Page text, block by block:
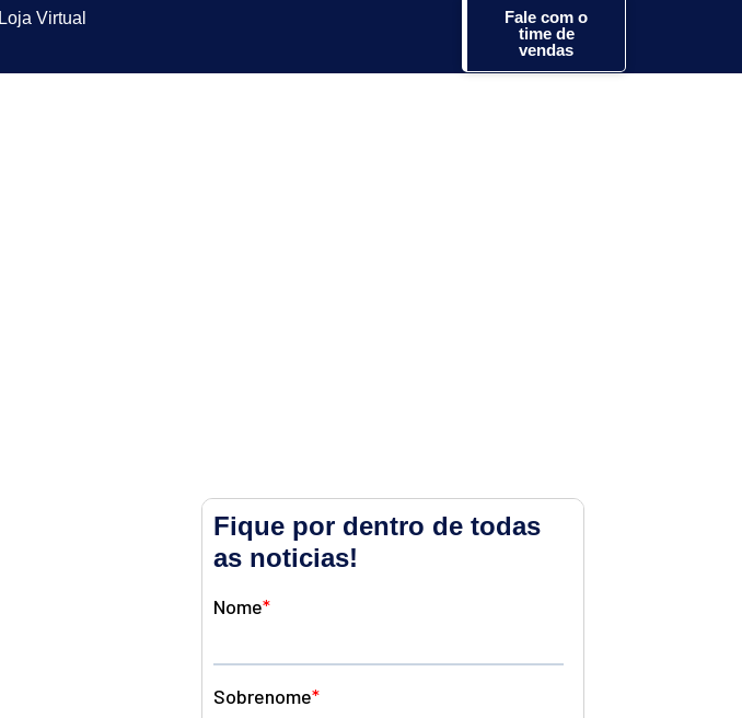
Loja Virtual
Fale com o
time de
vendas
Fique por dentro de todas
as noticias!